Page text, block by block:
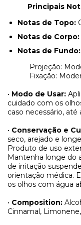
Principais
Notas de Topo:
Notas de Corpo:
Notas de Fundo:
Projeção:
Fixação:
• Modo de Usar:
cuidado com os
caso necessário,
• Conservação e
seco, arejado e
Produto de uso
Mantenha longe do
de irritação
orientação médica.
os olhos com água
• Composition:
Cinnamal,